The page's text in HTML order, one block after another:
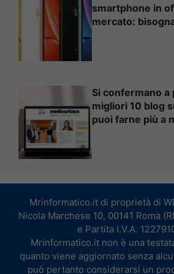
smartphone in
mercato:
Si confermano
migliori 10 blog
puoi farne più a
Mrinformatico.it di proprietà di
Nicola Marchese 10, 00141 Roma
e Partita I.V.A.
Mrinformatico.it non è una
quanto viene aggiornato senza
può pertanto considerarsi un